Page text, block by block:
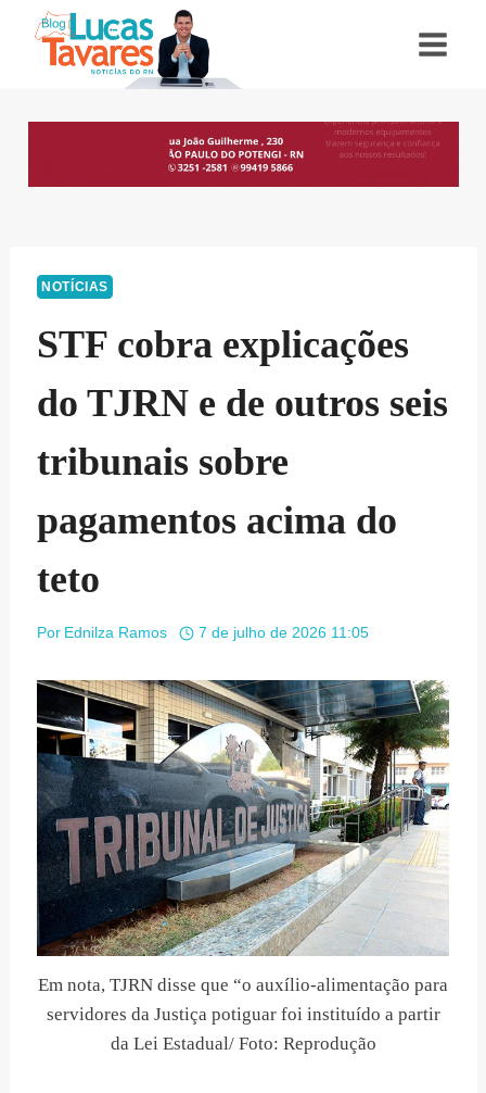
NOTÍCIAS
STF cobra explicações
do TJRN e de outros seis
tribunais sobre
pagamentos acima do
teto
Por Ednilza Ramos 7 de julho de 2026 11:05
Em nota, TJRN disse que “o auxílio-alimentação para
servidores da Justiça potiguar foi instituído a partir
da Lei Estadual/ Foto: Reprodução